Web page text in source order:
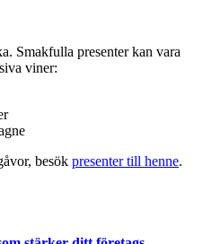
Smakfulla presenter kan vara
viner:
besök presenter till henne.